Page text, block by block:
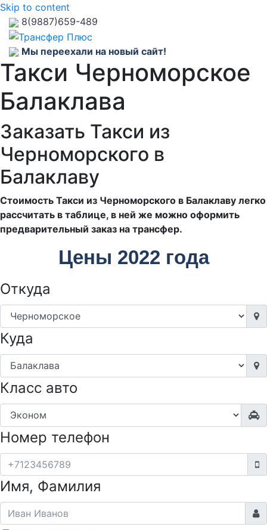
Skip to content
8(9887)659-489
Мы переехали на новый сайт!
Такси Черноморское
Балаклава
Заказать Такси из
Черноморского в
Балаклаву
Стоимость Такси из Черноморского в Балаклаву легко
рассчитать в таблице, в ней же можно оформить
предварительный заказ на трансфер.
Цены 2022 года
Откуда
Куда
Класс авто
Номер телефон
Имя, Фамилия